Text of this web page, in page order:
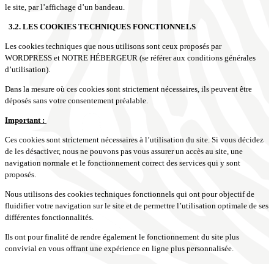
le site, par l’affichage d’un bandeau.
3.2. LES COOKIES TECHNIQUES FONCTIONNELS
Les cookies techniques que nous utilisons sont ceux proposés par
WORDPRESS et NOTRE HÉBERGEUR (se référer aux conditions générales
d’utilisation).
Dans la mesure où ces cookies sont strictement nécessaires, ils peuvent être
déposés sans votre consentement préalable.
Important :
Ces cookies sont strictement nécessaires à l’utilisation du site. Si vous décidez
de les désactiver, nous ne pouvons pas vous assurer un accès au site, une
navigation normale et le fonctionnement correct des services qui y sont
proposés.
Nous utilisons des cookies techniques fonctionnels qui ont pour objectif de
fluidifier votre navigation sur le site et de permettre l’utilisation optimale de ses
différentes fonctionnalités.
Ils ont pour finalité de rendre également le fonctionnement du site plus
convivial en vous offrant une expérience en ligne plus personnalisée.